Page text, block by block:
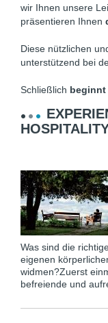
wir Ihnen unsere
präsentieren Ihnen
Diese nützlichen
unterstützend bei
Schließlich beginnt
Was sind die
eigenen
widmen?Zuerst
befreiende und